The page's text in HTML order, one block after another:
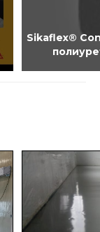
Sikaflex®